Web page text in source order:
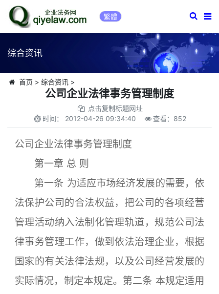
繁體
综合资讯
首页 > 综合资讯>
公司企业法律事务管理制度
点击复制标题网址
时间： 2012-04-26 09:34:40 查看： 852
公司企业法律事务管理制度
第一章 总 则
第一条 为适应市场经济发展的需要，依
法保护公司的合法权益，把公司的各项经营
管理活动纳入法制化管理轨道，规范公司法
律事务管理工作，做到依法治理企业，根据
国家的有关法律法规，以及公司经营发展的
实际情况，制定本规定。第二条 本规定适用